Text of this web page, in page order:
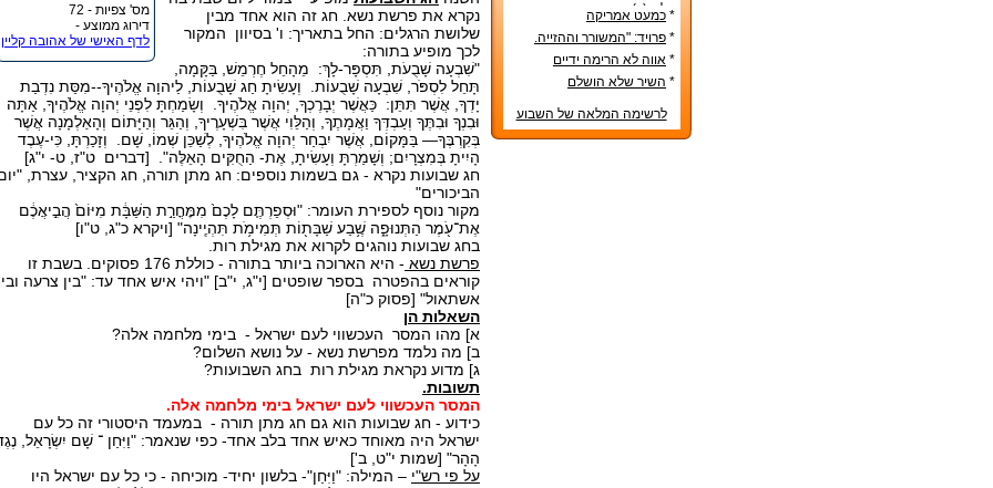
קליין (c)
* כמעט אמריקה
* פרויד: "המשורר וההזייה.
מעשה היצירה בראי
הפסיכואנליזה".
* אווה לא הרימה ידיים
* השיר שלא הושלם
לרשימה המלאה של השבוע
מס' צפיות - 72
דירוג ממוצע -
לדף האישי של אהובה קליין
נקרא את פרשת נשא. חג זה הוא אחד מבין
שלושת הרגלים: החל בתאריך: ו' בסיוון המקור
לכך מופיע בתורה:
"שִׁבְעָה שָׁבֻעֹת, תִּסְפָּר-לָךְ: מֵהָחֵל חֶרְמֵשׁ, בַּקָּמָה,
תָּחֵל לִסְפֹּר, שִׁבְעָה שָׁבֻעוֹת. וְעָשִׂיתָ חַג שָׁבֻעוֹת, לַיהוָה אֱלֹהֶיךָ--מִסַּת נִדְבַת
יָדְךָ, אֲשֶׁר תִּתֵּן: כַּאֲשֶׁר יְבָרֶכְךָ, יְהוָה אֱלֹהֶיךָ. וְשָׂמַחְתָּ לִפְנֵי יְהוָה אֱלֹהֶיךָ, אַתָּה
וּבִנְךָ וּבִתֶּךָ וְעַבְדְּךָ וַאֲמָתֶךָ, וְהַלֵּוִי אֲשֶׁר בִּשְׁעָרֶיךָ, וְהַגֵּר וְהַיָּתוֹם וְהָאַלְמָנָה אֲשֶׁר
בְּקִרְבֶּךָ— בַּמָּקוֹם, אֲשֶׁר יִבְחַר יְהוָה אֱלֹהֶיךָ, לְשַׁכֵּן שְׁמוֹ, שָׁם. וְזָכַרְתָּ, כִּי-עֶבֶד
הָיִיתָ בְּמִצְרָיִם; וְשָׁמַרְתָּ וְעָשִׂיתָ, אֶת- הַחֻקִּים הָאֵלֶּה". [דברים ט"ז, ט- י"ג]
חג שבועות נקרא - גם בשמות נוספים: חג מתן תורה, חג הקציר, עצרת,
הביכורים"
מקור נוסף לספירת העומר: "וּסְפַרְתֶּ֤ם לָכֶם֙ מִמׇּחֳרַ֣ת הַשַּׁבָּ֔ת מִיּוֹם֙ הֲבִ֣יאֲכֶ֔ם
אֶת־עֹ֖מֶר הַתְּנוּפָ֑ה שֶׁ֥בַע שַׁבָּת֖וֹת תְּמִימֹ֥ת תִּהְיֶֽינָה" [ויקרא כ"ג, ט"ו]
בחג שבועות נוהגים לקרוא את מגילת רות.
פרשת נשא
- היא הארוכה ביותר בתורה - כוללת 176 פסוקים. בשבת זו
קוראים בהפטרה בספר שופטים [י"ג, י"ב] "ויהי איש אחד עד: "בין צרעה
אשתאול" [פסוק כ"ה]
השאלות הן
א] מהו המסר העכשווי לעם ישראל - בימי מלחמה אלה?
ב] מה נלמד מפרשת נשא - על נושא השלום?
ג] מדוע נקראת מגילת רות בחג השבועות?
תשובות.
המסר העכשווי לעם ישראל בימי מלחמה אלה.
כידוע - חג שבועות הוא גם חג מתן תורה - במעמד היסטורי זה כל עם
ישראל היה מאוחד כאיש אחד בלב אחד- כפי שנאמר: "וַיִּחַן ־ שָׁם יִשְׂרָאֵל,
הָהָר" [שמות י"ט, ב']
על פי רש"י – המילה: "וַיִּחַן"- בלשון יחיד- מוכיחה - כי כל עם ישראל היו